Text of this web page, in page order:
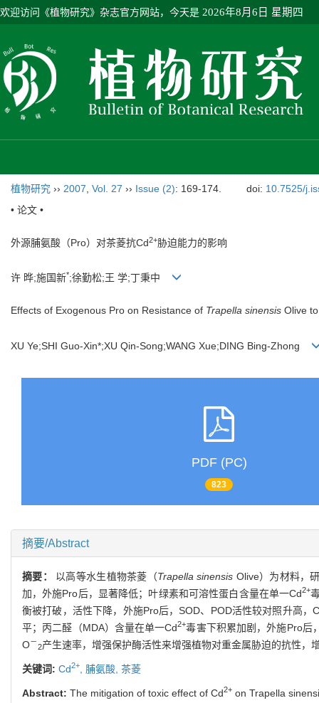
欢迎访问《植物研究》杂志官方网站，今天是 2026年8月6日 星期四
植物研究 ›› 2007 Vol. 27 ›› Issue (2): 169-174. doi: 10.7525/
• 论文 •
外源脯氨酸（Pro）对茶菱抗Cd2+胁迫能力的影响
许 晔;施国新*;徐勤松;王 学;丁秉中
Effects of Exogenous Pro on Resistance of Trapella sinensis Olive
XU Ye;SHI Guo-Xin*;XU Qin-Song;WANG Xue;DING Bing-Zhong
PDF (PC)
823
摘要/Abstract
摘要： 以高等水生植物茶菱（Trapella sinensis Olive）为材料，
加，外施Pro后，显著降低；叶绿素和可溶性蛋白含量在单一Cd2+
衡被打破，活性下降，外施Pro后，SOD、POD活性较对照升高，
平；丙二醛（MDA）含量在单一Cd2+毒害下积累加剧，外施Pro后
O－
2产生速率，增强保护酶活性来增强植物对重金属胁迫的抗性
关键词: Cd2+ 脯氨酸, 茶菱
Abstract: The mitigation of toxic effect of Cd2+ on Trapella